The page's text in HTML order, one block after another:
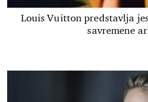
Louis Vuitton predstavlja
savremene